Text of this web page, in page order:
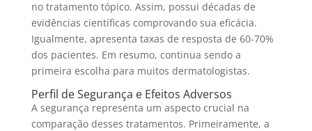
no tratamento tópico. Assim, possui décadas de
evidências científicas comprovando sua eficácia.
Igualmente, apresenta taxas de resposta de 60-70%
dos pacientes. Em resumo, continua sendo a
primeira escolha para muitos dermatologistas.
Perfil de Segurança e Efeitos Adversos
A segurança representa um aspecto crucial na
comparação desses tratamentos. Primeiramente, a